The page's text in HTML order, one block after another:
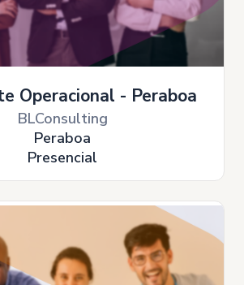
Operacional - Peraboa
BLConsulting
Peraboa
Presencial